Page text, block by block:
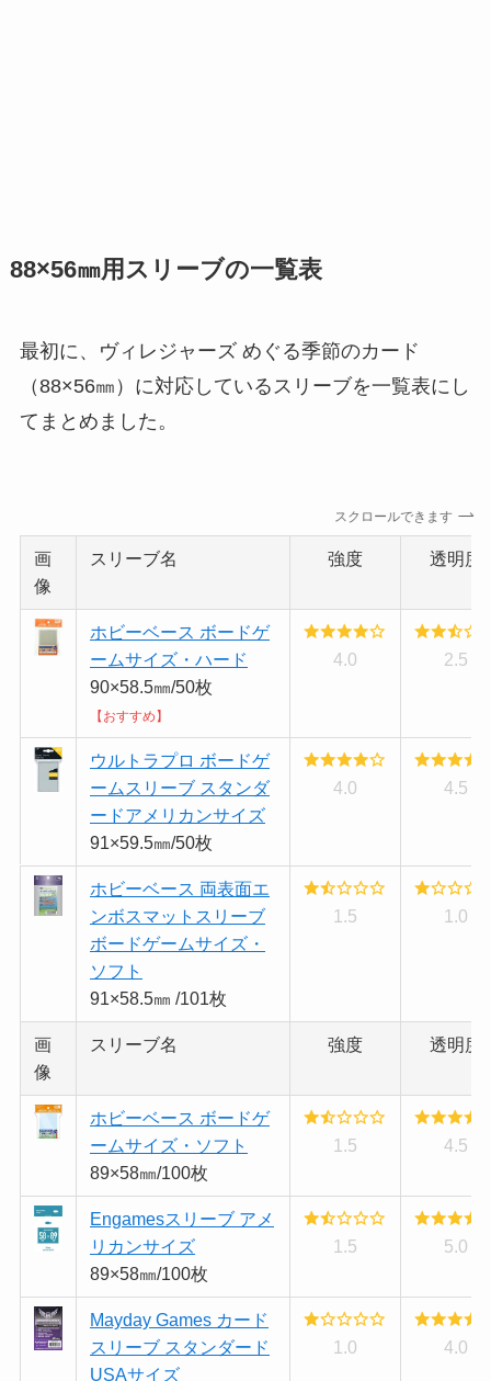
88×56㎜用スリーブの一覧表
最初に、ヴィレジャーズ めぐる季節のカード
（88×56㎜）に対応しているスリーブを一覧表にし
てまとめました。
スクロールできます
画
像
スリーブ名 強度 透明度
ホビーベース ボードゲ
ームサイズ・ハード
90×58.5㎜/50枚
【おすすめ】
4.0 2.5
ウルトラプロ ボードゲ
ームスリーブ スタンダ
ードアメリカンサイズ
91×59.5㎜/50枚
4.0 4.5
ホビーベース 両表面エ
ンボスマットスリーブ
ボードゲームサイズ・
ソフト
91×58.5㎜ /101枚
1.5 1.0
画
像
スリーブ名 強度 透明度
ホビーベース ボードゲ
ームサイズ・ソフト
89×58㎜/100枚
1.5 4.5
Engamesスリーブ アメ
リカンサイズ
89×58㎜/100枚
1.5 5.0
Mayday Games カード
スリーブ スタンダード
USAサイズ
1.0 4.0